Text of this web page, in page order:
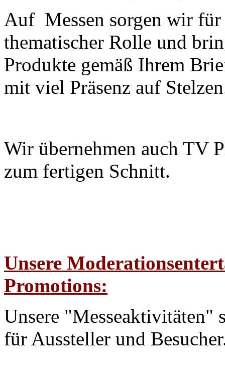
Auf Messen sorgen wir
thematischer Rolle und
Produkte gemäß Ihrem
mit viel Präsenz auf
Wir übernehmen auch TV
zum fertigen Schnitt.
Unsere
Promotions:
Unsere "Messeaktivitäten"
für Aussteller und